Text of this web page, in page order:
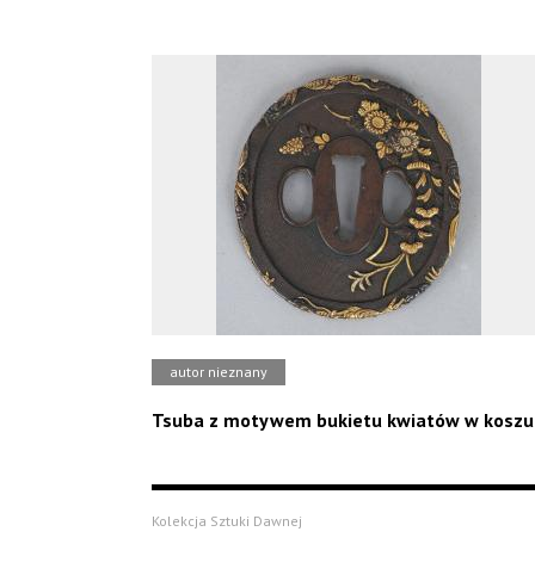
autor nieznany
Tsuba z motywem bukietu kwiatów w koszu
Kolekcja Sztuki Dawnej